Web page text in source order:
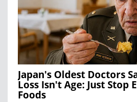
Japan's Oldest Doctors
Loss Isn't Age: Just Stop
Foods